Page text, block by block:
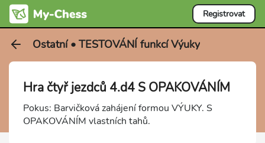
Registrovat
Ostatní • TESTOVÁNÍ funkcí Výuky
Hra čtyř jezdců 4.d4 S OPAKOVÁNÍM
Pokus: Barvičková zahájení formou VÝUKY. S
OPAKOVÁNÍM vlastních tahů.